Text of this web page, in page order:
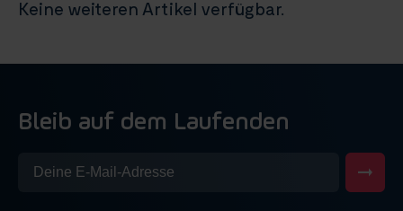
Keine weiteren Artikel verfügbar.
Bleib auf dem Laufenden